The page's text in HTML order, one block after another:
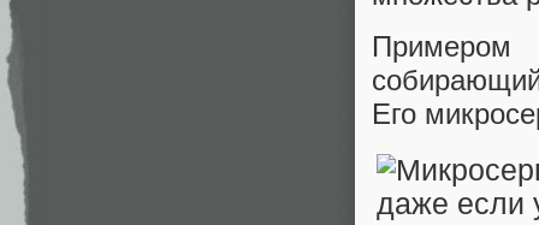
Примером
Его